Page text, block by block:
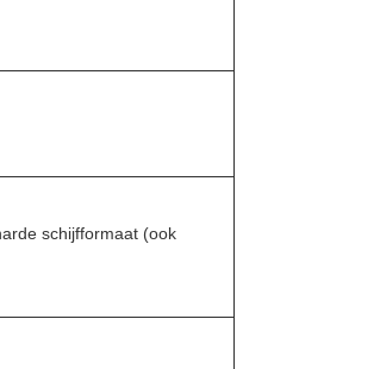
schijfformaat (ook